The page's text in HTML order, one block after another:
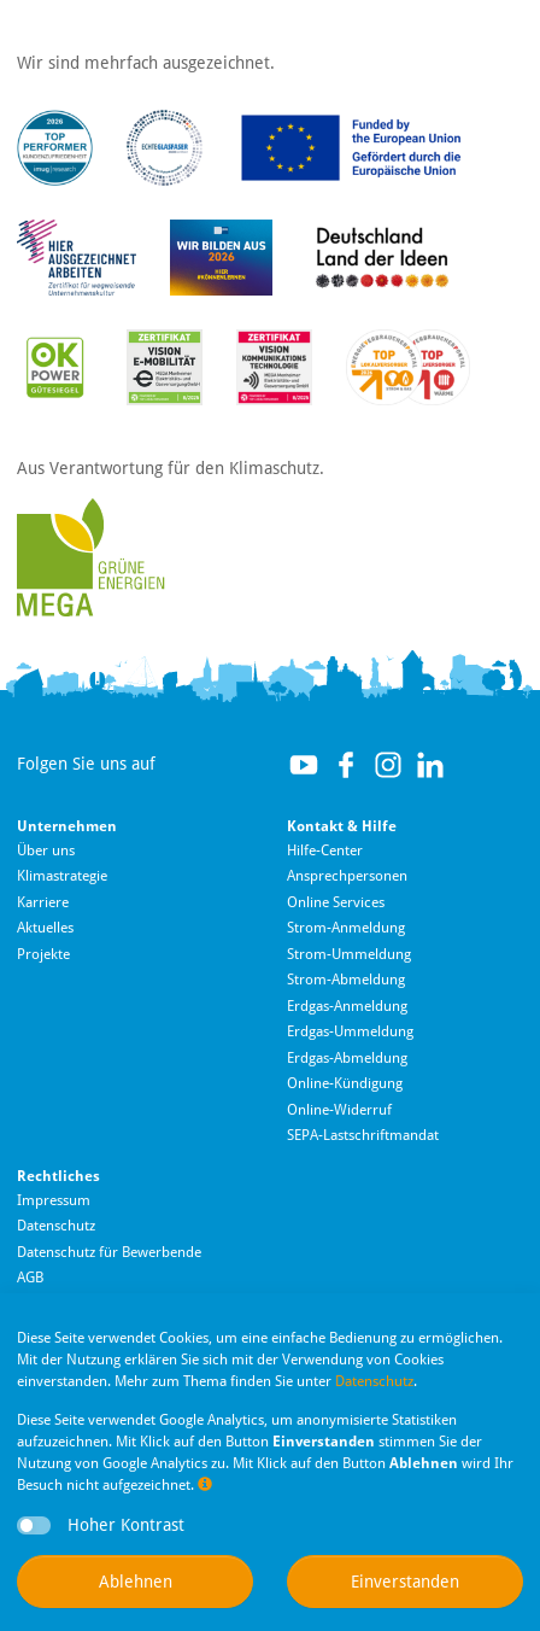
Wir sind mehrfach ausgezeichnet.
Aus Verantwortung für den Klimaschutz.
Folgen Sie uns auf
Unternehmen
Über uns
Klimastrategie
Karriere
Aktuelles
Projekte
Kontakt & Hilfe
Hilfe-Center
Ansprechpersonen
Online Services
Strom-Anmeldung
Strom-Ummeldung
Strom-Abmeldung
Erdgas-Anmeldung
Erdgas-Ummeldung
Erdgas-Abmeldung
Online-Kündigung
Online-Widerruf
SEPA-Lastschriftmandat
Rechtliches
Impressum
Datenschutz
Datenschutz für Bewerbende
AGB
GmbH ist eine Tochter­gesellschaft der Stadt Monheim
am Rhein.
Diese Seite verwendet Cookies, um eine einfache Bedienung zu ermöglichen.
Mit der Nutzung erklären Sie sich mit der Verwendung von Cookies
einverstanden. Mehr zum Thema finden Sie unter Datenschutz.
Diese Seite verwendet Google Analytics, um anonymisierte Statistiken
aufzuzeichnen. Mit Klick auf den Button Einverstanden stimmen Sie der
Nutzung von Google Analytics zu. Mit Klick auf den Button Ablehnen wird Ihr
Besuch nicht aufgezeichnet.
Hoher Kontrast
Ablehnen Einverstanden
Wir nutzen Langdock zur Bereitstellung eines KI-Chatbots. Mit dem Laden des
Chatbots erklären Sie sich mit der
Datenschutzerklärung von Langdock
Chatbot laden
Dieser Chatbot basiert auf Künstlicher Intelligenz (KI). KI-generierte Antworten
können Fehler enthalten. Weitere Informationen zur Nutzung finden Sie unter
Datenschutz.